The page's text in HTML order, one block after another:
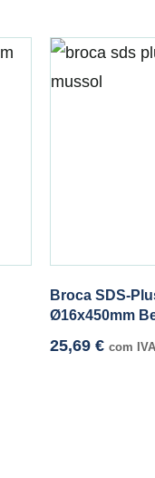
Broca SDS-
Ø16x450mm
25,69 € com IVA